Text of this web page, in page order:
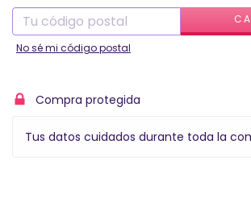
No sé mi código postal
Compra protegida
Tus datos cuidados durante toda la